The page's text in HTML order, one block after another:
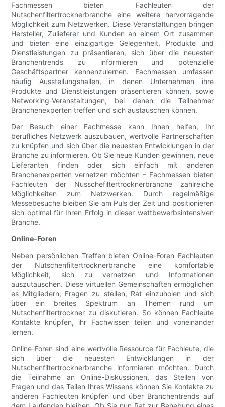
Fachmessen bieten Fachleuten der
Nutschenfiltertrocknerbranche eine weitere hervorragende
Möglichkeit zum Netzwerken. Diese Veranstaltungen bringen
Hersteller, Zulieferer und Kunden an einem Ort zusammen
und bieten eine einzigartige Gelegenheit, Produkte und
Dienstleistungen zu präsentieren, sich über die neuesten
Branchentrends zu informieren und potenzielle
Geschäftspartner kennenzulernen. Fachmessen umfassen
häufig Ausstellungshallen, in denen Unternehmen ihre
Produkte und Dienstleistungen präsentieren können, sowie
Networking-Veranstaltungen, bei denen die Teilnehmer
Branchenexperten treffen und sich austauschen können.
Der Besuch einer Fachmesse kann Ihnen helfen, Ihr
berufliches Netzwerk auszubauen, wertvolle Partnerschaften
zu knüpfen und sich über die neuesten Entwicklungen in der
Branche zu informieren. Ob Sie neue Kunden gewinnen, neue
Lieferanten finden oder sich einfach mit anderen
Branchenexperten vernetzen möchten – Fachmessen bieten
Fachleuten der Nusschefiltertrocknerbranche zahlreiche
Möglichkeiten zum Netzwerken. Durch regelmäßige
Messebesuche bleiben Sie am Puls der Zeit und positionieren
sich optimal für Ihren Erfolg in dieser wettbewerbsintensiven
Branche.
Online-Foren
Neben persönlichen Treffen bieten Online-Foren Fachleuten
der Nutschenfiltertrocknerbranche eine komfortable
Möglichkeit, sich zu vernetzen und Informationen
auszutauschen. Diese virtuellen Gemeinschaften ermöglichen
es Mitgliedern, Fragen zu stellen, Rat einzuholen und sich
über ein breites Spektrum an Themen rund um
Nutschenfiltertrockner zu diskutieren. So können Fachleute
Kontakte knüpfen, ihr Fachwissen teilen und voneinander
lernen.
Online-Foren sind eine wertvolle Ressource für Fachleute, die
sich über die neuesten Entwicklungen in der
Nutschenfiltertrocknerbranche informieren möchten. Durch
die Teilnahme an Online-Diskussionen, das Stellen von
Fragen und das Teilen Ihres Wissens können Sie Kontakte zu
anderen Fachleuten knüpfen und über Branchentrends auf